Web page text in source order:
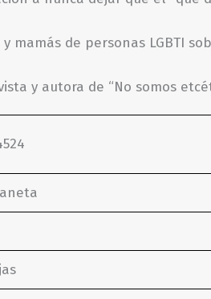
mamás de personas LGBTI
y autora de “No somos